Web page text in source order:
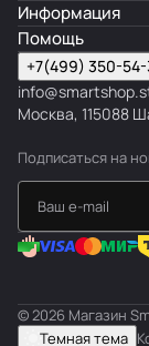
Информация
Помощь
+7(499) 350-54-
Москва, 115088
Подписаться на
© 2026 Магазин
Темная тема